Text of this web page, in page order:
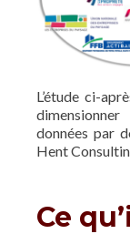
L’étude ci-
données par
Hent
Ce